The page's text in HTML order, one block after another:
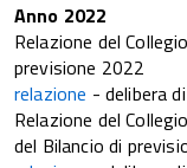
Anno 2022
Relazione del
previsione 2022
relazione - delibera
Relazione del
del Bilancio di